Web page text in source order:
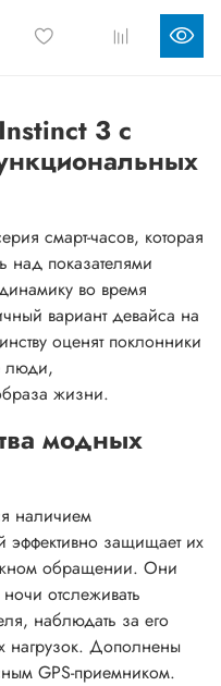
3 с
смарт-часов, которая
над показателями
во время
вариант девайса на
оценят поклонники
люди,
жизни.
модных
наличием
эффективно защищает их
обращении. Они
отслеживать
наблюдать за его
нагрузок. Дополнены
GPS-приемником.